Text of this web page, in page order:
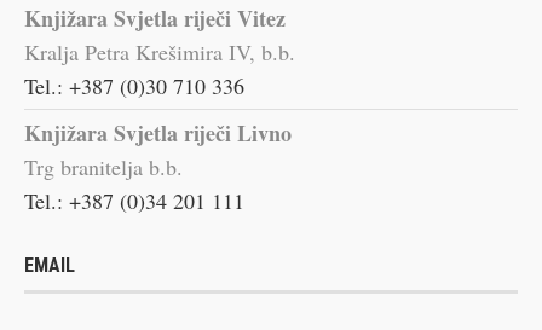
Knjižara Svjetla riječi Vitez
Kralja Petra Krešimira IV, b.b.
Tel.: +387 (0)30 710 336
Knjižara Svjetla riječi Livno
Trg branitelja b.b.
Tel.: +387 (0)34 201 111
EMAIL